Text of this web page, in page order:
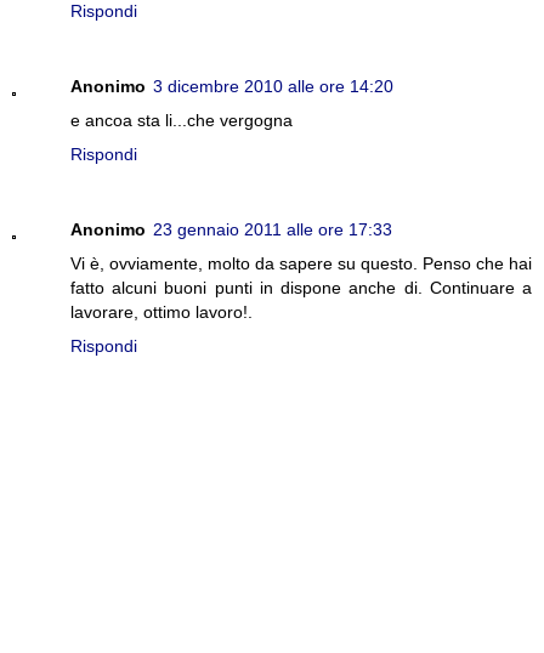
Rispondi
Anonimo 3 dicembre 2010 alle ore 14:20
e ancoa sta li...che vergogna
Rispondi
Anonimo 23 gennaio 2011 alle ore 17:33
Vi è, ovviamente, molto da sapere su questo. Penso che hai
fatto alcuni buoni punti in dispone anche di. Continuare a
lavorare, ottimo lavoro!.
Rispondi